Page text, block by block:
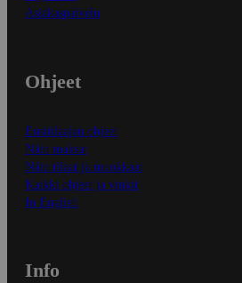
Asiakaspalvelu
Ohjeet
Ensitilaajan ohjeet
Näin maksat
Näin tilaat ja muokkaat
Kaikki ohjeet ja vinkit
In English
Info